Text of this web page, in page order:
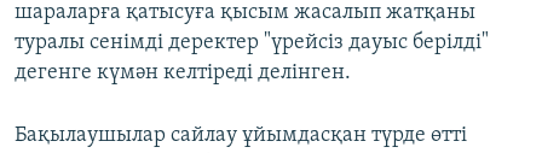
шараларға қатысуға қысым жасалып жатқаны
туралы сенімді деректер "үрейсіз дауыс берілді"
дегенге күмән келтіреді делінген.
Бақылаушылар сайлау ұйымдасқан түрде өтті